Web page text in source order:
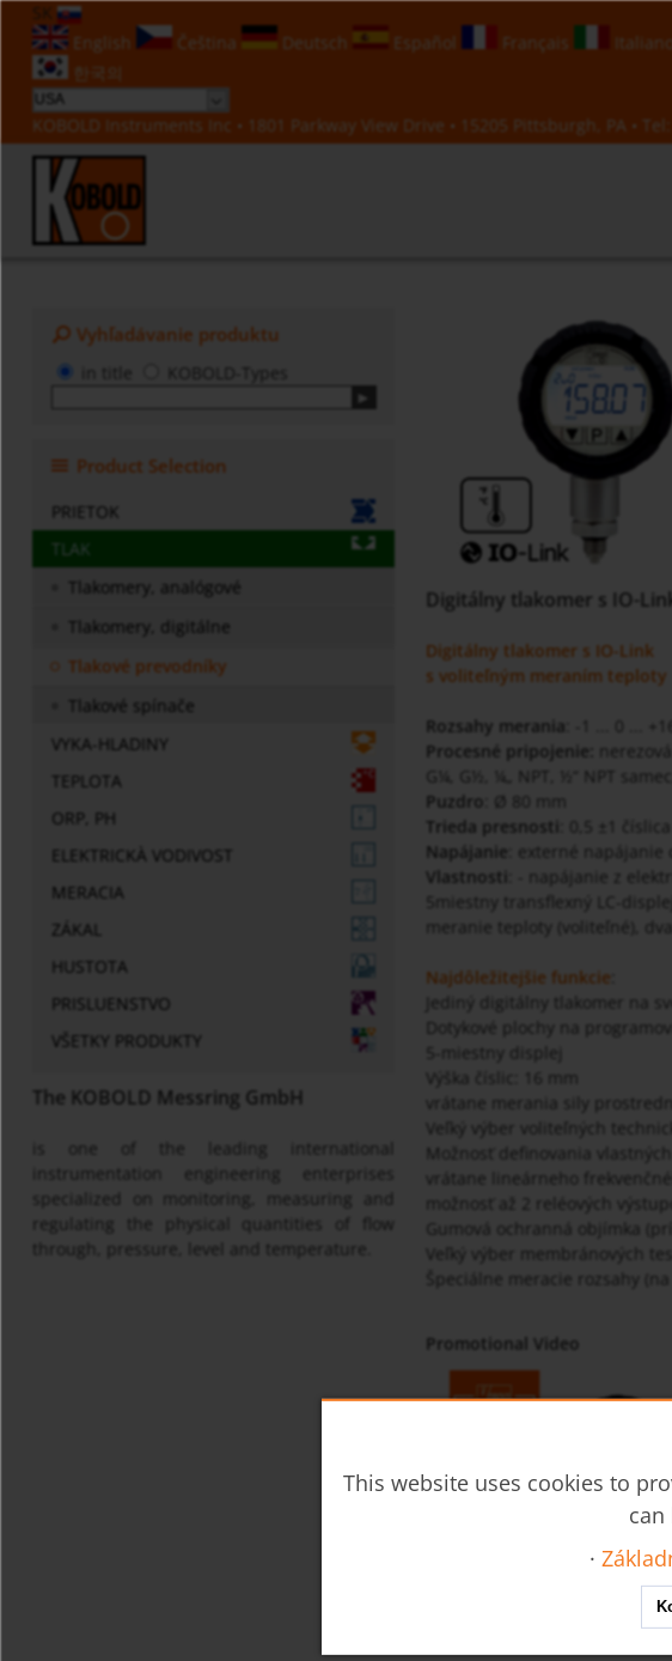
SK
English
Čeština Deutsch Español Français Italiano
한국의
KOBOLD Instruments Inc • 1801 Parkway View Drive • 15205 Pittsburgh, PA • Tel:
Vyhľadávanie produktu
KOBOLD-Types
Product Selection
PRIETOK
TLAK
Tlakomery, analógové
Tlakomery, digitálne
Tlakové prevodníky
Tlakové spínače
VYKA-HLADINY
TEPLOTA
ORP, PH
ELEKTRICKÀ VODIVOST
MERACIA
ZÁKAL
HUSTOTA
PRISLUENSTVO
VŠETKY PRODUKTY
The KOBOLD Messring GmbH
is one of the leading international
instrumentation engineering enterprises
specialized on monitoring, measuring and
regulating the physical quantities of flow
through, pressure, level and temperature.
Digitálny tlakomer s IO-
Digitálny tlakomer s IO-Link
s voliteľným meraním teploty
Rozsahy merania : -1 ... 0 ...
Procesné pripojenie:
G¼, G½, ¼„ NPT, ½“ NPT
Puzdro
: Ø 80 mm
Trieda presnosti
: 0,5 ±1 číslica
Napájanie : externé napájanie
Vlastnosti
: - napájanie z
5miestny transflexný LC-
meranie teploty (voliteľné),
Najdôležitejšie funkcie
Jediný digitálny tlakomer na
Dotykové plochy na
5-miestny displej
Výška číslic: 16 mm
vrátane merania sily
Veľký výber voliteľných
Možnosť definovania
vrátane lineárneho
možnosť až 2 reléových
Gumová ochranná objímka
Veľký výber membránových
Špeciálne meracie rozsahy (na
Promotional Video
This website uses cookies to
·